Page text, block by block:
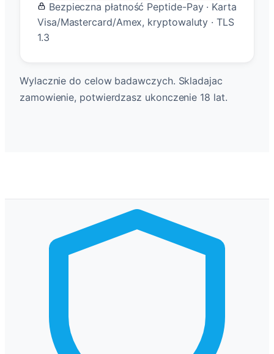
Bezpieczna płatność Peptide-Pay · Karta
Visa/Mastercard/Amex, kryptowaluty · TLS
1.3
Wylacznie do celow badawczych. Skladajac
zamowienie, potwierdzasz ukonczenie 18 lat.